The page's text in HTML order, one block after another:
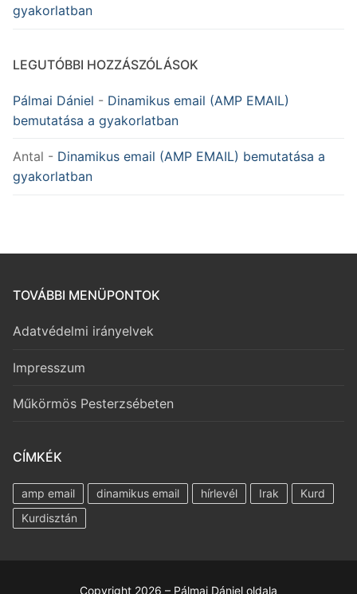
gyakorlatban
LEGUTÓBBI HOZZÁSZÓLÁSOK
Pálmai Dániel - Dinamikus email (AMP EMAIL)
bemutatása a gyakorlatban
Antal - Dinamikus email (AMP EMAIL) bemutatása a
gyakorlatban
TOVÁBBI MENÜPONTOK
Adatvédelmi irányelvek
Impresszum
Műkörmös Pesterzsébeten
CÍMKÉK
amp email dinamikus email hírlevél Irak
Kurd
Kurdisztán
Copyright 2026 – Pálmai Dániel oldala